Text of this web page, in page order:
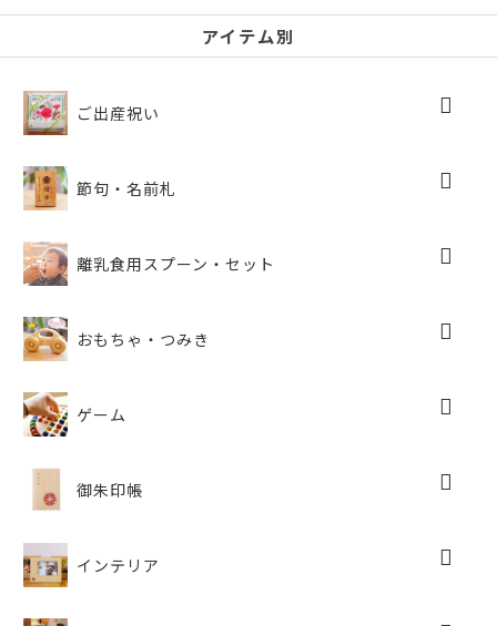
c
e
b
o
o
k
itt アイテム別
ご出産祝い
節句・名前札
離乳食用スプーン・セット
おもちゃ・つみき
ゲーム
御朱印帳
インテリア